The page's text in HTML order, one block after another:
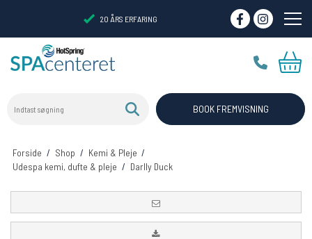
20 ÅRS ERFARING
VIRTUELT SHOWROOM
BOOK FREMVISNING
Forside / Shop / Kemi & Pleje /
Udespa kemi, dufte & pleje / Darlly Duck